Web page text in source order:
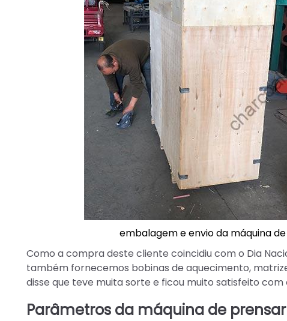
embalagem e envio da máquina
Como a compra deste cliente coincidiu com o Dia
também fornecemos bobinas de aquecimento,
disse que teve muita sorte e ficou muito satisfeito com
Parâmetros da máquina de